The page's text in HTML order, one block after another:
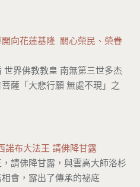
向花蓮基隆 關心榮民、榮眷
世界佛教教皇 南無第三世多杰
薩「大悲行願 無處不現」之
諾布大法王 請佛降甘露
請佛降甘露，與雲高大師洛杉
會，露出了傳承的祕底